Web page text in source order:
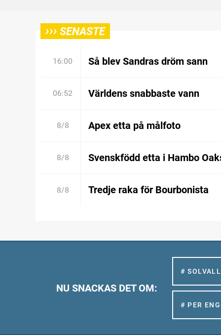
››› SENASTE
16:00 Så blev Sandras dröm sann
06:52 Världens snabbaste vann
8/8 Apex etta på målfoto
8/8 Svenskfödd etta i Hambo
8/8 Tredje raka för Bourbonista
NU SNACKAS DET OM:
#
# PER